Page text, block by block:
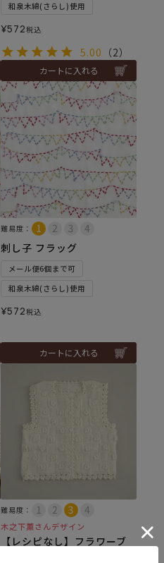
和泉木綿(さらし)使用
¥572税込
5.00 （2）
カートに入れる
難易度：
刺し子 フラッグ
メール便6個まで可
和泉木綿(さらし)使用
¥572税込
カートに入れる
難易度：
木之下薫さんデザイン
【レシピなし】フラワーブ